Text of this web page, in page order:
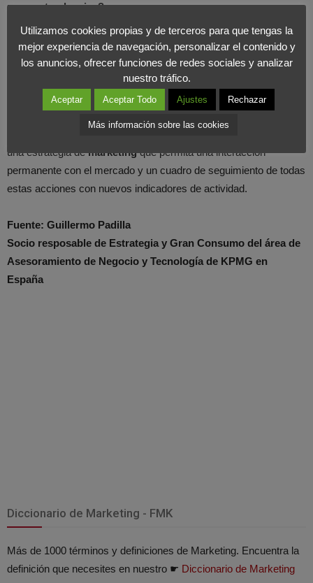
nuevas tendencias?
Las empresas deben adaptar se estrategia a las nuevas
necesidades y escuchar a los consumidores, mediante una
segmentación que identifique a los clientes objetivo y a aquellos
que son menos rentables. Con esta segmentación será posible
una estrategia demarketingque permita una interacción
permanente con el mercado y un cuadro de seguimiento de todas
estas acciones con nuevos indicadores de actividad.
Fuente: Guillermo Padilla
Socio resposable de Estrategia y Gran Consumo del área de
Asesoramiento de Negocio y Tecnología de KPMG en
España
Diccionario de Marketing - FMK
Más de 1000 términos y definiciones de Marketing. Encuentra la
definición que necesites en nuestro ☛ Diccionario de Marketing
Utilizamos cookies propias y de terceros para que tengas la
mejor experiencia de navegación, personalizar el contenido y
los anuncios, ofrecer funciones de redes sociales y analizar
nuestro tráfico.
Aceptar Aceptar Todo Ajustes Rechazar
Más información sobre las cookies